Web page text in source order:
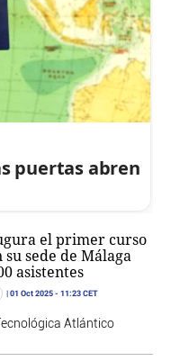
puertas abren
el primer curso
sede de Málaga
asistentes
01 Oct 2025 - 11:23 CET
Atlántico